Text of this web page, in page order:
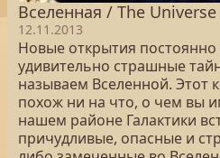
Вселенная / The
12.11.2013
Новые открытия постоянно
удивительно страшные
называем Вселенной. Этот
похож ни на что, о чем вы
нашем районе Галактики
причудливые, опасные и